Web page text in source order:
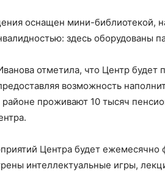
оснащен мини-библиотекой,
здесь оборудованы
отметила, что Центр будет
возможность
проживают 10 тысяч
Центра будет ежемесячно
интеллектуальные игры,